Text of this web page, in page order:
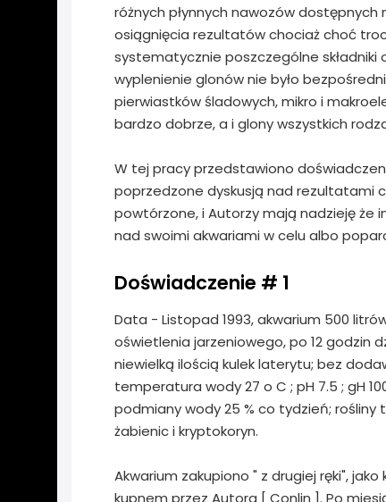
różnych płynnych nawozów
osiągnięcia rezultatów chociaż choć
systematycznie poszczególne
wyplenienie glonów nie było
pierwiastków śladowych, mikro i
bardzo dobrze, a i glony wszystkich
W tej pracy przedstawiono
poprzedzone dyskusją nad rezultatami
powtórzone, i Autorzy mają nadzieję że
nad swoimi akwariami w celu albo
Doświadczenie # 1
Data - Listopad 1993, akwarium 500
oświetlenia jarzeniowego, po 12 godzin
niewielką ilością kulek laterytu; bez
temperatura wody 27 o C ; pH 7.5 ; gH
podmiany wody 25 % co tydzień; rośliny
żabienic i kryptokoryn.
Akwarium zakupiono " z drugiej ręki",
kupnem przez Autora [ Conlin ]. Po